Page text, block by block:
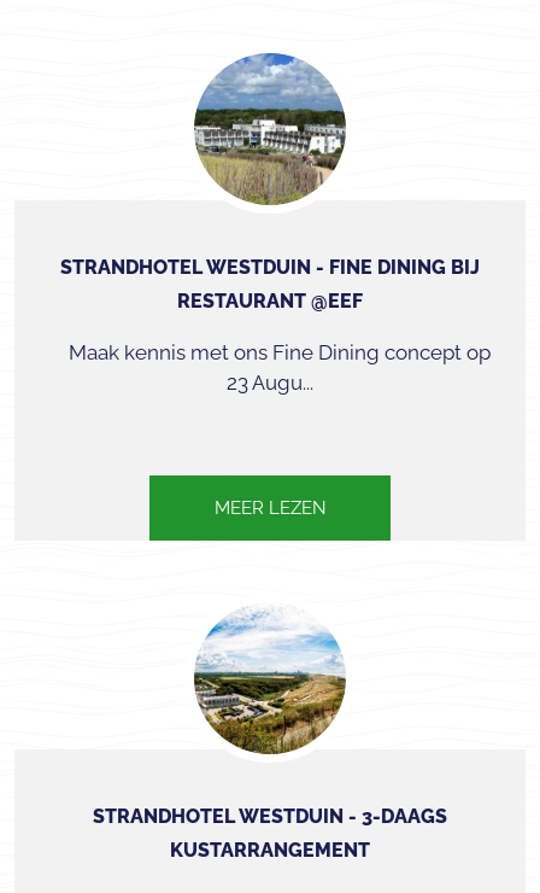
STRANDHOTEL WESTDUIN - FINE DINING BIJ
RESTAURANT @EEF
Maak kennis met ons Fine Dining concept op
23 Augu...
MEER LEZEN
STRANDHOTEL WESTDUIN - 3-DAAGS
KUSTARRANGEMENT